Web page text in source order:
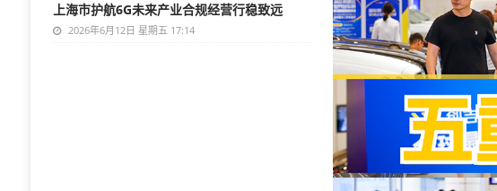
上海市护航6G未来产业合规经营行稳致远
2026年6月12日 星期五 17:14